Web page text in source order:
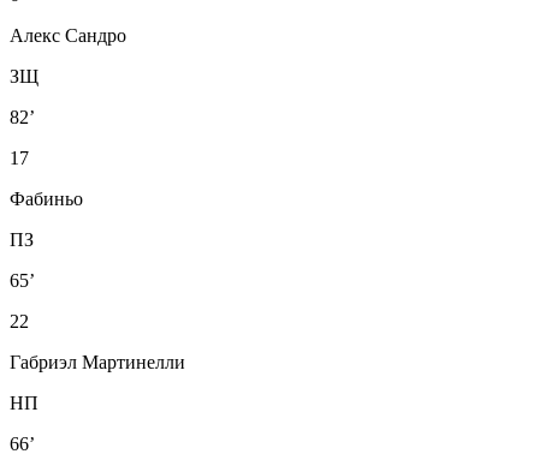
Алекс Сандро
ЗЩ
82’
17
Фабиньо
ПЗ
65’
22
Габриэл Мартинелли
НП
66’